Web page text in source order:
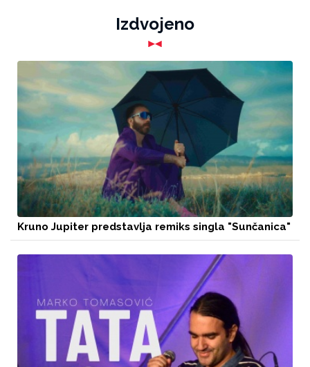
Izdvojeno
Kruno Jupiter predstavlja remiks singla "Sunčanica"